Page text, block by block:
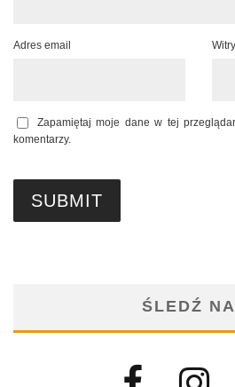
Adres email
Zapamiętaj moje dane w tej
komentarzy.
ŚLEDŹ